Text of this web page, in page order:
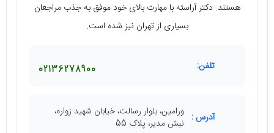
هستند. دکتر آراسته با مهارت بالای خود موفق به جذب مراجعان
بسیاری از تهران نیز شده است.
تلفن: 02136278900
آدرس : ورامین، بلوار رسالت، خیابان شهید زواره،
نبش مدیر، پلاک 55